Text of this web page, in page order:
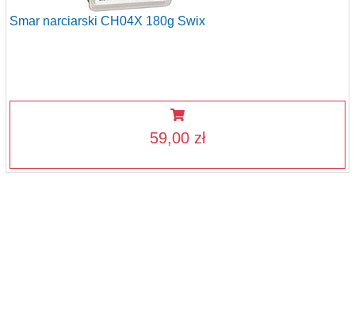
Smar narciarski CH04X 180g Swix
59,00 zł